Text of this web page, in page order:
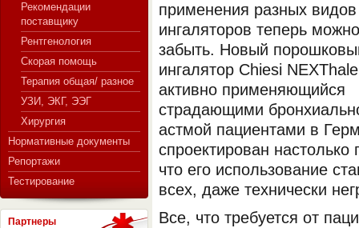
СЕРВЕР МЕДИЦИНСКОГО
Рекомендации
поставщику
Рентгенология
Скорая помощь
Терапия общая/ разное
УЗИ, ЭКГ, ЭЭГ
Хирургия
Нормативные документы
Репортажи
Тестирование
Партнеры
применения разных видов
ингаляторов теперь можно
забыть. Новый
ингалятор Chiesi
активно применяющийся
страдающими
астмой пациентами в
спроектирован
что его использование
всех, даже технически
Все, что требуется от